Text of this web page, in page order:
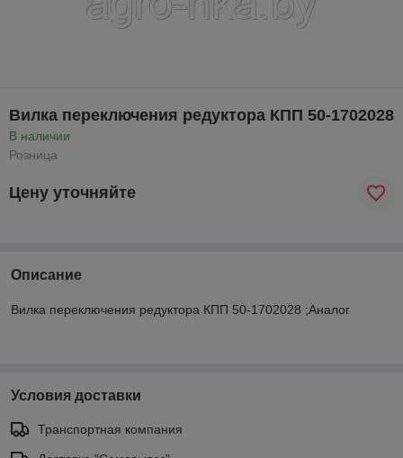
Вилка переключения редуктора КПП 50-1702028
В наличии
Розница
Цену уточняйте
Описание
Вилка переключения редуктора КПП 50-1702028 ;Аналог
Условия доставки
Транспортная компания